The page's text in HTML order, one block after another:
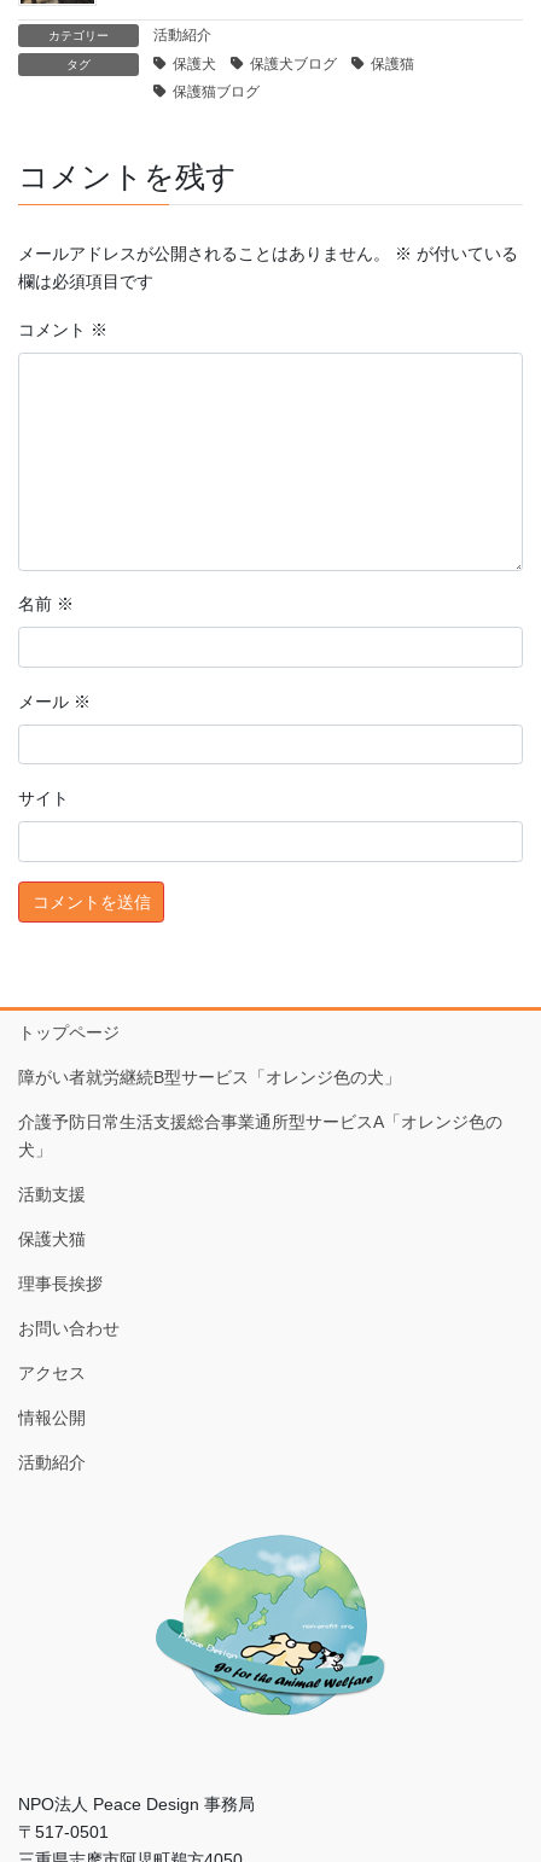
カテゴリー 活動紹介
タグ 保護犬 保護犬ブログ
保護猫
保護猫ブログ
コメントを残す
メールアドレスが公開されることはありません。 ※ が付いている
欄は必須項目です
コメント ※
名前 ※
メール ※
サイト
トップページ
障がい者就労継続B型サービス「オレンジ色の犬」
介護予防日常生活支援総合事業通所型サービスA「オレンジ色の
犬」
活動支援
保護犬猫
理事長挨拶
お問い合わせ
アクセス
情報公開
活動紹介
NPO法人 Peace Design 事務局
〒517-0501